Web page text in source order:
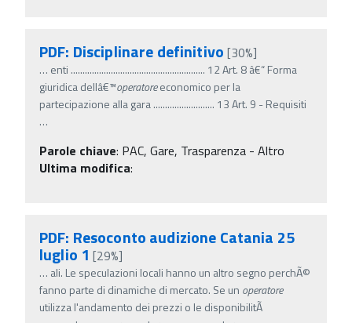
PDF: Disciplinare definitivo [30%]
… enti ......................................................... 12 Art. 8 â€“ Forma
giuridica dellâ€™operatoreeconomico per la
partecipazione alla gara .......................... 13 Art. 9 - Requisiti
…
Parole chiave: PAC, Gare, Trasparenza - Altro
Ultima modifica:
PDF: Resoconto audizione Catania 25
luglio 1[29%]
… ali. Le speculazioni locali hanno un altro segno perchÃ©
fanno parte di dinamiche di mercato. Se un operatore
utilizza l'andamento dei prezzi o le disponibilitÃ